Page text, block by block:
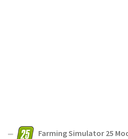
Farming Simulator 25